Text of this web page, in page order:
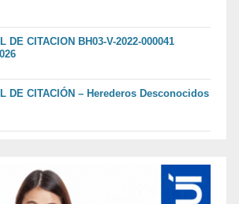
DE CITACION BH03-V-2022-000041
DE CITACIÓN – Herederos Desconocidos